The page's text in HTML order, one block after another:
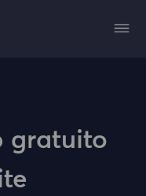
gratuito